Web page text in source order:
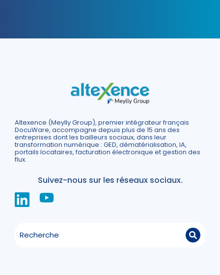
Altexence (Meylly Group), premier intégrateur français
DocuWare, accompagne depuis plus de 15 ans des
entreprises dont les bailleurs sociaux, dans leur
transformation numérique : GED, dématérialisation, IA,
portails locataires, facturation électronique et gestion des
flux.
Suivez-nous sur les réseaux sociaux.